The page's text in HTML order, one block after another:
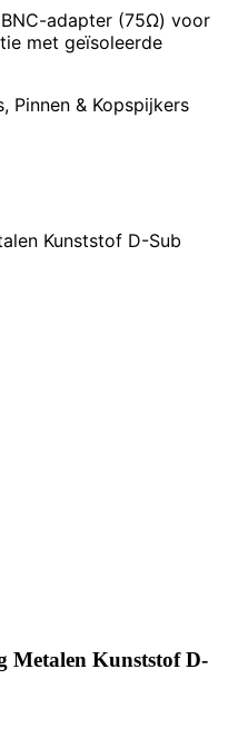
adapter (75Ω) voor
met geïsoleerde
Pinnen & Kopspijkers
Kunststof D-Sub
Metalen Kunststof D-